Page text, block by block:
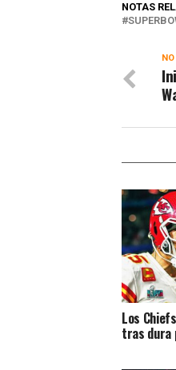
NOTAS
Los
tras dura